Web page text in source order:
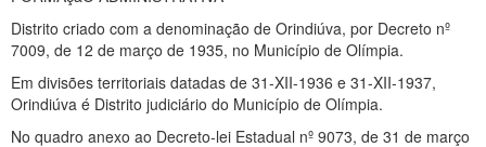
Distrito criado com a denominação de Orindiúva, por Decreto nº
7009, de 12 de março de 1935, no Município de Olímpia.
Em divisões territoriais datadas de 31-XII-1936 e 31-XII-1937,
Orindiúva é Distrito judiciário do Município de Olímpia.
No quadro anexo ao Decreto-lei Estadual nº 9073, de 31 de março